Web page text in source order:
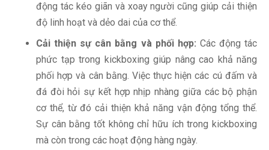
động tác kéo giãn và xoay người cũng giúp cải thiện
độ linh hoạt và dẻo dai của cơ thể.
Cải thiện sự cân bằng và phối hợp: Các động tác
phức tạp trong kickboxing giúp nâng cao khả năng
phối hợp và cân bằng. Việc thực hiện các cú đấm và
đá đòi hỏi sự kết hợp nhịp nhàng giữa các bộ phận
cơ thể, từ đó cải thiện khả năng vận động tổng thể.
Sự cân bằng tốt không chỉ hữu ích trong kickboxing
mà còn trong các hoạt động hàng ngày.